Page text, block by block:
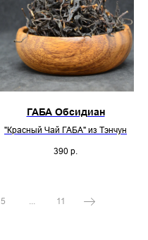
ГАБА Обсидиан
"Красный Чай ГАБА" из Тэнчун
390 р.
5 11